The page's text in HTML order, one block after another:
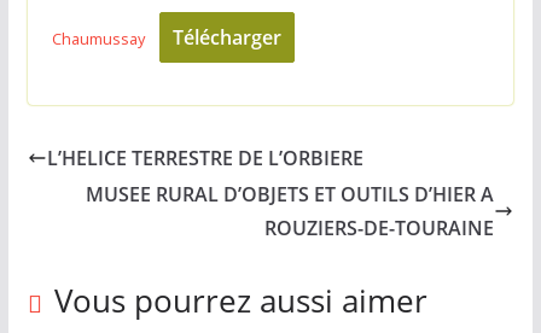
o
r
i
e
s
q
Chaumussay Télécharger
L’HELICE TERRESTRE DE L’ORBIERE
MUSEE RURAL D’OBJETS ET OUTILS D’HIER A
ROUZIERS-DE-TOURAINE
Vous pourrez aussi aimer